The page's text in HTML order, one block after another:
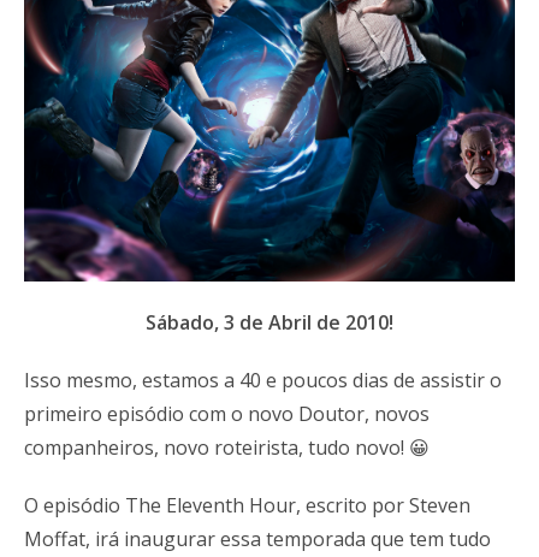
Sábado, 3 de Abril de 2010!
Isso mesmo, estamos a 40 e poucos dias de assistir o
primeiro episódio com o novo Doutor, novos
companheiros, novo roteirista, tudo novo! 😀
O episódio The Eleventh Hour, escrito por Steven
Moffat, irá inaugurar essa temporada que tem tudo